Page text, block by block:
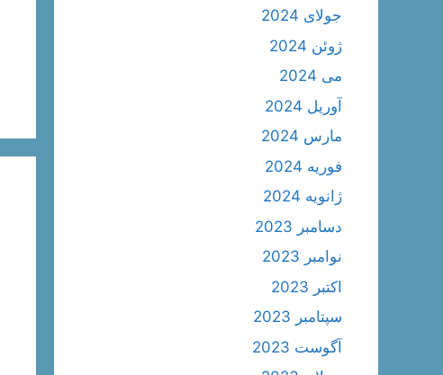
جولای 2024
ژوئن 2024
می 2024
آوریل 2024
مارس 2024
فوریه 2024
ژانویه 2024
دسامبر 2023
نوامبر 2023
اکتبر 2023
سپتامبر 2023
آگوست 2023